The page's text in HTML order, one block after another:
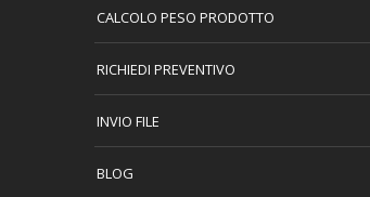
CALCOLO PESO PRODOTTO
RICHIEDI PREVENTIVO
INVIO FILE
BLOG